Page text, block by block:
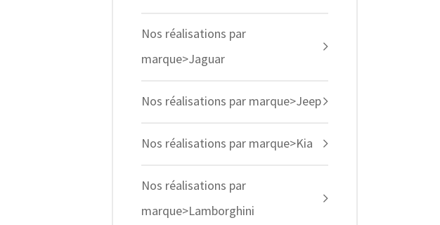
Nos réalisations par
marque>Jaguar
Nos réalisations par marque>Jeep
Nos réalisations par marque>Kia
Nos réalisations par
marque>Lamborghini